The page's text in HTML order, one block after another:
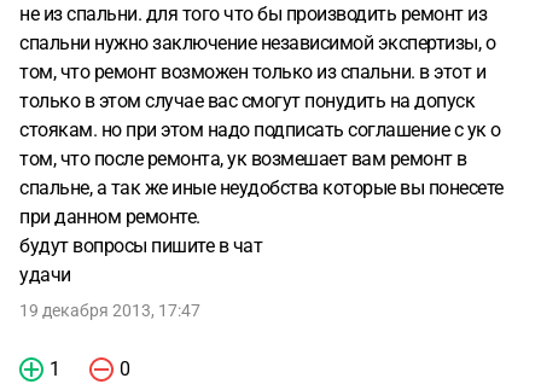
не из спальни. для того что бы производить ремонт из
спальни нужно заключение независимой экспертизы, о
том, что ремонт возможен только из спальни. в этот и
только в этом случае вас смогут понудить на допуск
стоякам. но при этом надо подписать соглашение с ук о
том, что после ремонта, ук возмешает вам ремонт в
спальне, а так же иные неудобства которые вы понесете
при данном ремонте.
будут вопросы пишите в чат
удачи
19 декабря 2013, 17:47
1 0